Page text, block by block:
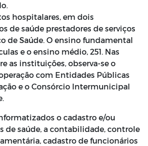
hospitalares, em dois
de saúde prestadores de serviços
de Saúde. O ensino fundamental
e o ensino médio, 251. Nas
as instituições, observa-se o
com Entidades Públicas
e o Consórcio Intermunicipal
o cadastro e/ou
de saúde, a contabilidade, controle
cadastro de funcionários